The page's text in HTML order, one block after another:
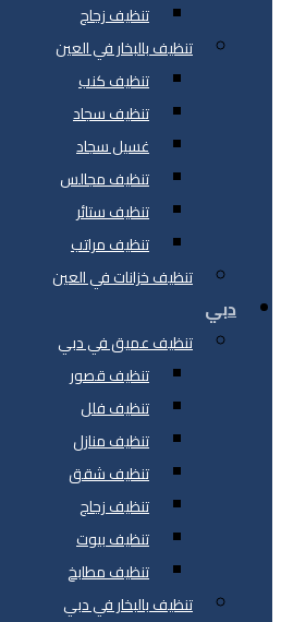
تنظيف زجاج
تنظيف بالبخار في العين
تنظيف كنب
تنظيف سجاد
غسيل سجاد
تنظيف مجالس
تنظيف ستائر
تنظيف مراتب
تنظيف خزانات في العين
دبي
تنظيف عميق في دبي
تنظيف قصور
تنظيف فلل
تنظيف منازل
تنظيف شقق
تنظيف زجاج
تنظيف بيوت
تنظيف مطابخ
تنظيف بالبخار في دبي